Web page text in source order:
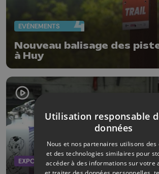
EVÈNEMENTS
Nouveau balisage des
à Huy
EXPOS
Utilisation responsable
données
Nous et nos partenaires utilisons des
et des technologies similaires pour
accéder à des informations sur votre